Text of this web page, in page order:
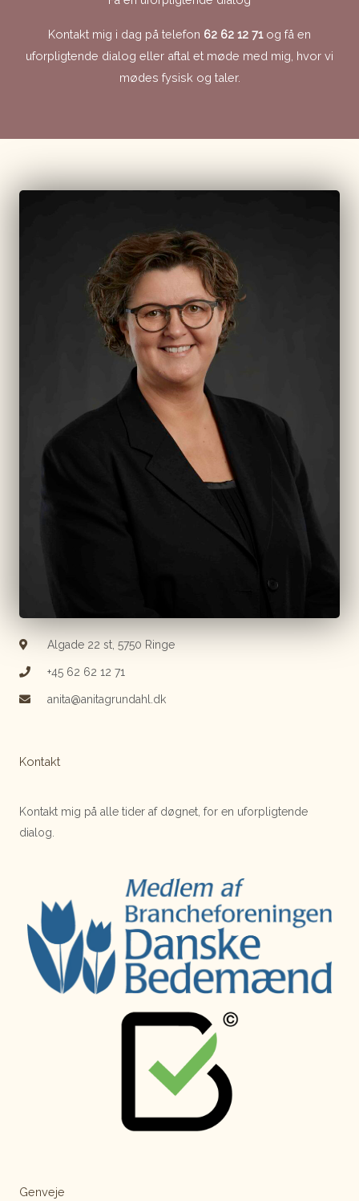
Kontakt mig i dag på telefon 62 62 12 71og få en
uforpligtende dialog eller aftal et møde med mig, hvor vi
mødes fysisk og taler.
Algade 22 st, 5750 Ringe
+45 62 62 12 71
anita@anitagrundahl.dk
Kontakt
Kontakt mig på alle tider af døgnet, for en uforpligtende
dialog.
Genveje